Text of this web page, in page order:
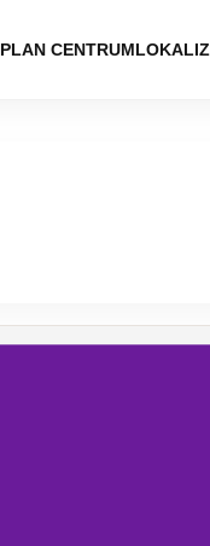
PLAN CENTRUM